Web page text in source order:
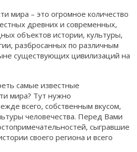
мира – это огромное количество
древних и современных,
объектов истории, культуры,
разбросанных по различным
существующих цивилизаций на
самые известные
мира? Тут нужно
всего, собственным вкусом,
человечества. Перед Вами
сыгравшие
своего региона и всего